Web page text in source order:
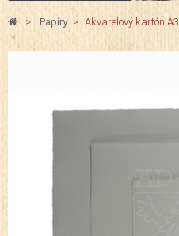
> Papíry > Akvarelový kartón A3